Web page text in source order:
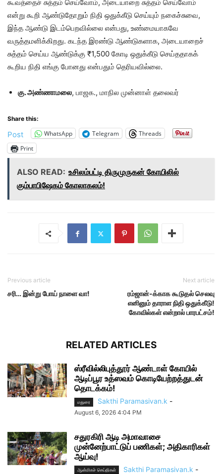
கூவத்தைச் சுத்தம் செய்வோம், அடையாறை சுத்தம் செய்வோம்
என்று கூறி ஆண்டுதோறும் நிதி ஒதுக்கீடு செய்யும் நகைச்சுவை,
இந்த ஆண்டு இடம்பெறவில்லை என்பது, உண்மையாகவே
வருத்தமளிக்கிறது. கடந்த இரண்டு ஆண்டுகளாக, அடையாறைச்
சுத்தம் செய்ய ஆண்டுக்கு ₹1,500 கோடி ஒதுக்கீடு செய்ததாகக்
கூறிய நிதி எங்கு போனது என்பதும் தெரியவில்லை.
கு. அண்ணாமலை, பாஜக., மாநில முன்னாள் தலைவர்
Share this:
Post WhatsApp Telegram
Threads
Print
ALSO READ: உசிலம்பட்டி திருமுருகன் கோயிலில்
கும்பாபிஷேகம் கோலாகலம்!
Previous article
சரி… இன்று போய் நாளை வா!
Next article
ரம்ஜான்-க்காக கூடுதல் செலவு
எனினும் தாராள நிதி ஒதுக்கீடு!
கோவில்கள் என்றால் பாரபட்சம்!
RELATED ARTICLES
ஸ்ரீவில்லிபுத்தூர் ஆண்டாள் கோயில்
ஆடிப்பூர உத்ஸவம் கொடியேற்றத்துடன்
தொடக்கம்!
மதுரை Sakthi Paramasivan.k -
August 6, 2026 4:04 PM
சதுரகிரி ஆடி அமாவாசை
முன்னேற்பாட்டுப் பணிகள்; அதிகாரிகள்
ஆய்வு!
ஆன்மிகச் செய்திகள் Sakthi Paramasivan.k -